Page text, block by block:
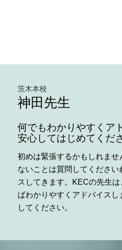
茨木本校
神田先生
何でもわかりやすくア
安心してはじめてくだ
初めは緊張するかもしれませ
ないことは質問してください
スしてきます。KECの先生
ばわかりやすくアドバイス
してください。